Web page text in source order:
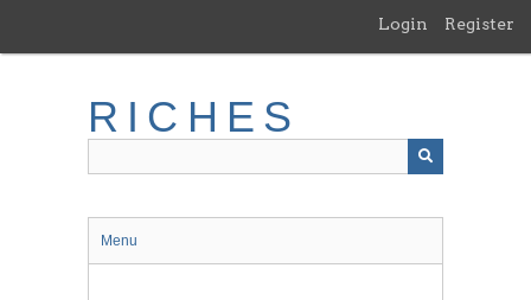
main
Login Register
RICHES
Menu